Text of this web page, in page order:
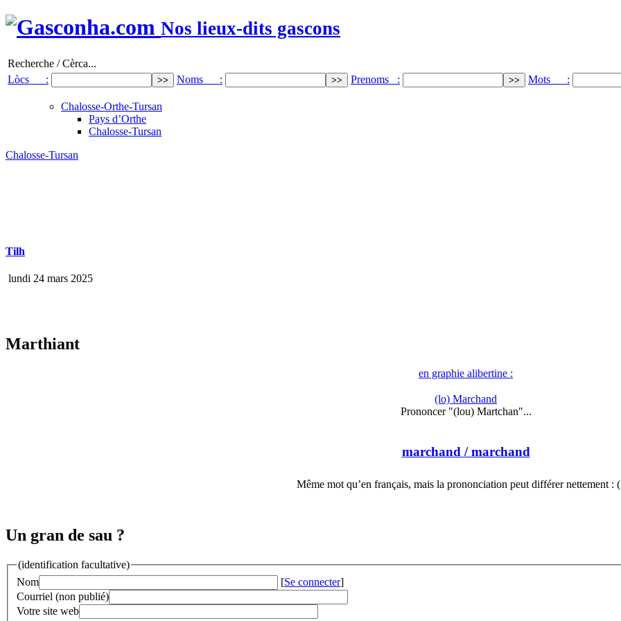
Nos lieux-dits gascons
Recherche / Cèrca...
Lòcs :
Noms : Prenoms : Mots :
Chalosse-Orthe-Tursan
Pays d’Orthe
Chalosse-Tursan
Chalosse-Tursan
Tilh
lundi 24 mars 2025
Marthiant
en graphie alibertine :
(lo) Marchand
Prononcer "(lou) Martchan"...
marchand / marchand
Même mot qu’en français, mais la prononciation peut différer nettement
Un gran de sau ?
(identification facultative)
Nom
[Se connecter]
Courriel (non publié)
Votre site web